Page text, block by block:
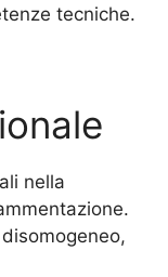
tecniche.
nella